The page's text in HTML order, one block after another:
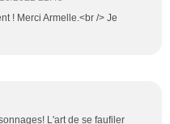
! Merci Armelle.<br /> Je
L'art de se faufiler